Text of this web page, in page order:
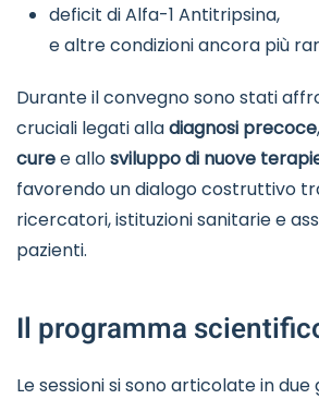
deficit di Alfa-1 Antitripsina,
e altre condizioni ancora più
Durante il convegno sono stati
cruciali legati alladiagnosi precoce
curee allosviluppo di nuove
favorendo un dialogo costruttivo
ricercatori, istituzioni sanitarie e
pazienti.
Il programma
Le sessioni si sono articolate in